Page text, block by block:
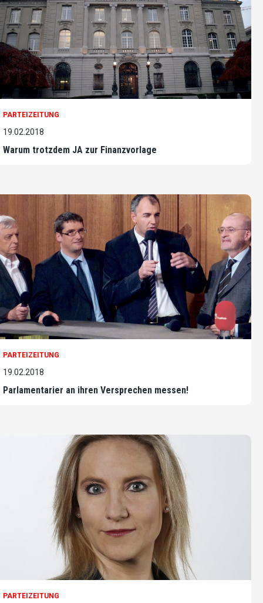
PARTEIZEITUNG
19.02.2018
Warum trotzdem JA zur Finanzvorlage
PARTEIZEITUNG
19.02.2018
Parlamentarier an ihren Versprechen messen!
PARTEIZEITUNG